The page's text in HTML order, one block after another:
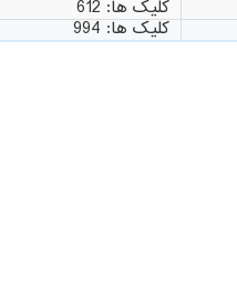
کلیک ها: 612
کلیک ها: 994